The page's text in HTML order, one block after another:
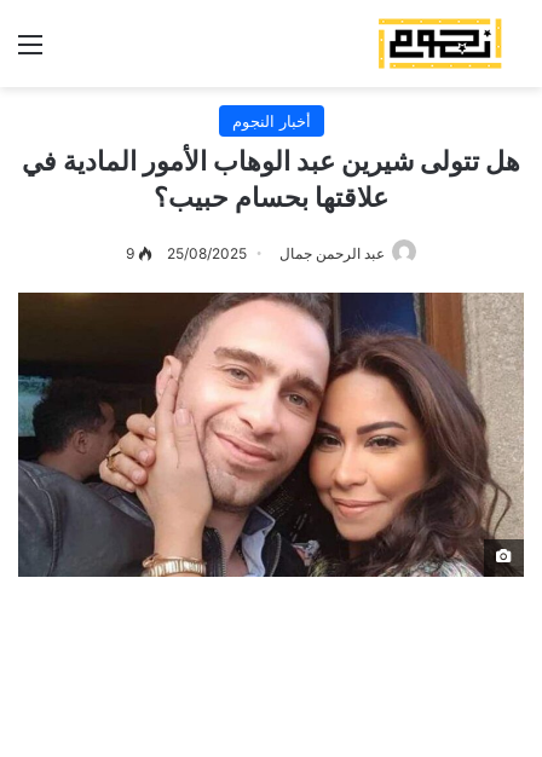
أخبار النجوم
هل تتولى شيرين عبد الوهاب الأمور المادية في
علاقتها بحسام حبيب؟
عبد الرحمن جمال 25/08/2025
9